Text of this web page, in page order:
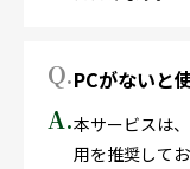
Q.PCがないと
A.本サービスは、
用を推奨してお